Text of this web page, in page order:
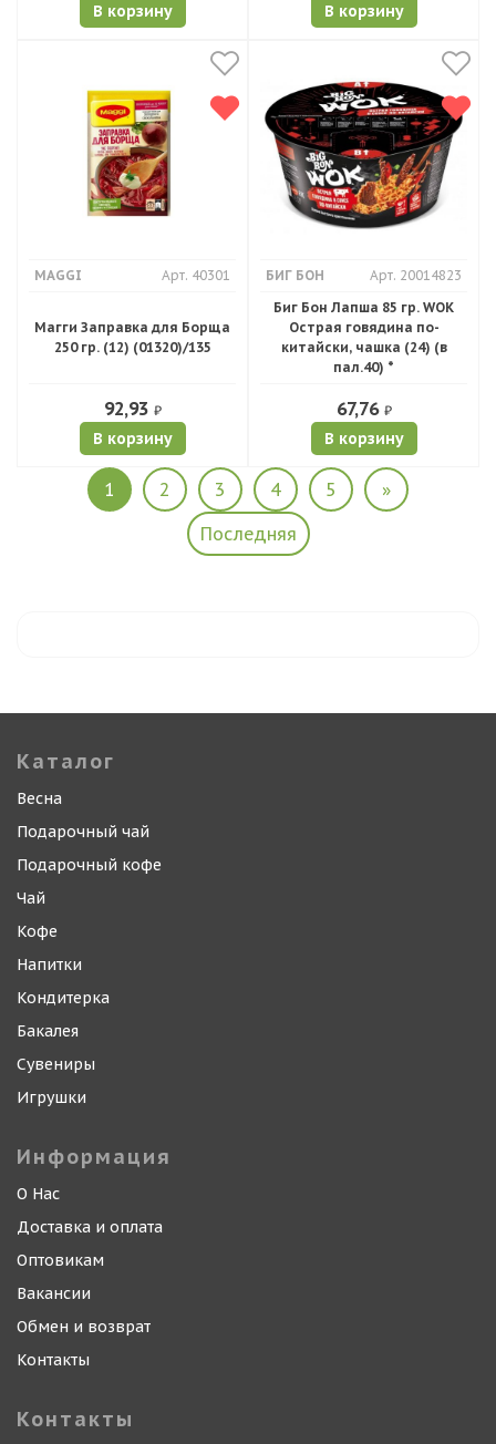
В корзину В корзину
MAGGI Арт. 40301
Магги Заправка для Борща
250 гр. (12) (01320)/135
92,93 ₽
В корзину
БИГ БОН
Арт. 20014823
Биг Бон Лапша 85 гр. WOK
Острая говядина по-
китайски, чашка (24) (в
пал.40) *
67,76 ₽
В корзину
1 2 3 4 5
»
Последняя
Каталог
Весна
Подарочный чай
Подарочный кофе
Чай
Кофе
Напитки
Кондитерка
Бакалея
Сувениры
Игрушки
Информация
О Нас
Доставка и оплата
Оптовикам
Вакансии
Обмен и возврат
Контакты
Контакты